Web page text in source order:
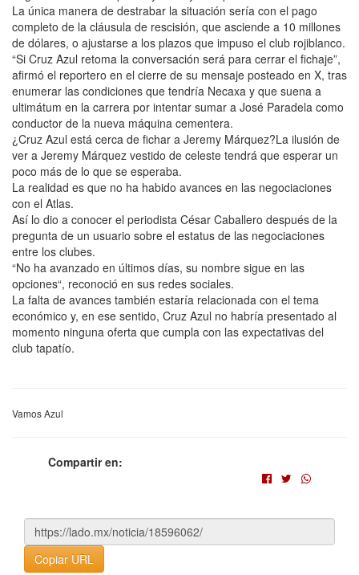
La única manera de destrabar la situación sería con el pago
completo de la cláusula de rescisión, que asciende a 10 millones
de dólares, o ajustarse a los plazos que impuso el club rojiblanco.
“Si Cruz Azul retoma la conversación será para cerrar el fichaje”,
afirmó el reportero en el cierre de su mensaje posteado en X, tras
enumerar las condiciones que tendría Necaxa y que suena a
ultimátum en la carrera por intentar sumar a José Paradela como
conductor de la nueva máquina cementera.
¿Cruz Azul está cerca de fichar a Jeremy Márquez?La ilusión de
ver a Jeremy Márquez vestido de celeste tendrá que esperar un
poco más de lo que se esperaba.
La realidad es que no ha habido avances en las negociaciones
con el Atlas.
Así lo dio a conocer el periodista César Caballero después de la
pregunta de un usuario sobre el estatus de las negociaciones
entre los clubes.
“No ha avanzado en últimos días, su nombre sigue en las
opciones“, reconoció en sus redes sociales.
La falta de avances también estaría relacionada con el tema
económico y, en ese sentido, Cruz Azul no habría presentado al
momento ninguna oferta que cumpla con las expectativas del
club tapatío.
Vamos Azul
Compartir en:
Copiar URL